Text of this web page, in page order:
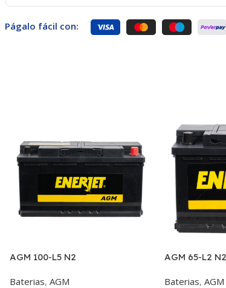
Págalo fácil con:
AGM 100-L5 N2
Baterias, AGM
AGM 65-L2 N2
Baterias, AGM